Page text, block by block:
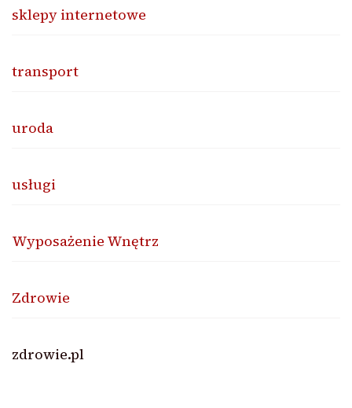
sklepy internetowe
transport
uroda
usługi
Wyposażenie Wnętrz
Zdrowie
zdrowie.pl